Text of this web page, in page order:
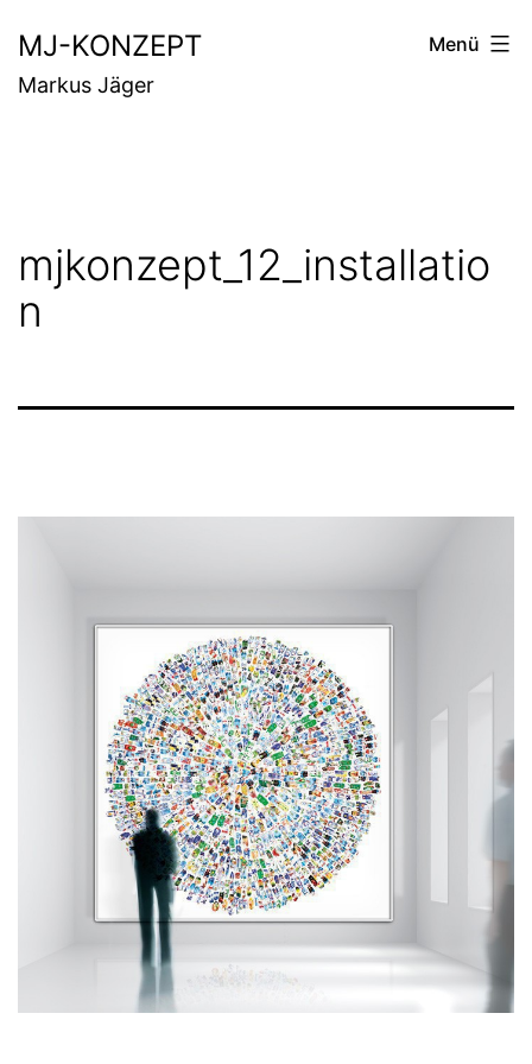
Inhalt
springen
MJ-KONZEPT
Markus Jäger
Menü
mjkonzept_12_installatio
n